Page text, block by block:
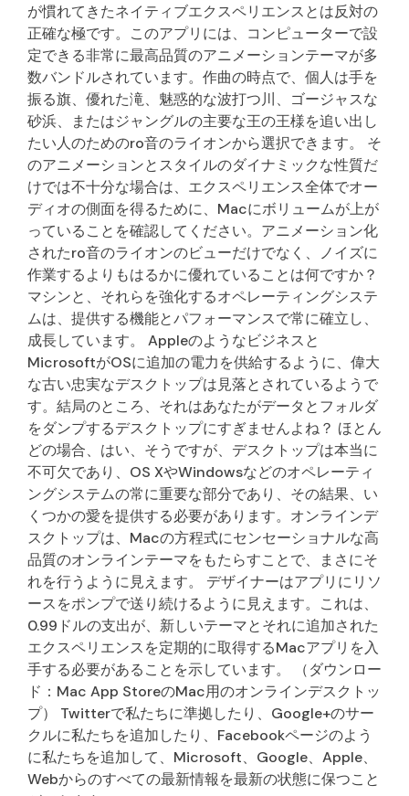
が慣れてきたネイティブエクスペリエンスとは反対の
正確な極です。このアプリには、コンピューターで設
定できる非常に最高品質のアニメーションテーマが多
数バンドルされています。作曲の時点で、個人は手を
振る旗、優れた滝、魅惑的な波打つ川、ゴージャスな
砂浜、またはジャングルの主要な王の王様を追い出し
たい人のためのro音のライオンから選択できます。 そ
のアニメーションとスタイルのダイナミックな性質だ
けでは不十分な場合は、エクスペリエンス全体でオー
ディオの側面を得るために、Macにボリュームが上が
っていることを確認してください。アニメーション化
されたro音のライオンのビューだけでなく、ノイズに
作業するよりもはるかに優れていることは何ですか？
マシンと、それらを強化するオペレーティングシステ
ムは、提供する機能とパフォーマンスで常に確立し、
成長しています。 Appleのようなビジネスと
MicrosoftがOSに追加の電力を供給するように、偉大
な古い忠実なデスクトップは見落とされているようで
す。結局のところ、それはあなたがデータとフォルダ
をダンプするデスクトップにすぎませんよね？ ほとん
どの場合、はい、そうですが、デスクトップは本当に
不可欠であり、OS XやWindowsなどのオペレーティ
ングシステムの常に重要な部分であり、その結果、い
くつかの愛を提供する必要があります。オンラインデ
スクトップは、Macの方程式にセンセーショナルな高
品質のオンラインテーマをもたらすことで、まさにそ
れを行うように見えます。 デザイナーはアプリにリソ
ースをポンプで送り続けるように見えます。これは、
0.99ドルの支出が、新しいテーマとそれに追加された
エクスペリエンスを定期的に取得するMacアプリを入
手する必要があることを示しています。 （ダウンロー
ド：Mac App StoreのMac用のオンラインデスクトッ
プ） Twitterで私たちに準拠したり、Google+のサー
クルに私たちを追加したり、Facebookページのよう
に私たちを追加して、Microsoft、Google、Apple、
Webからのすべての最新情報を最新の状態に保つこと